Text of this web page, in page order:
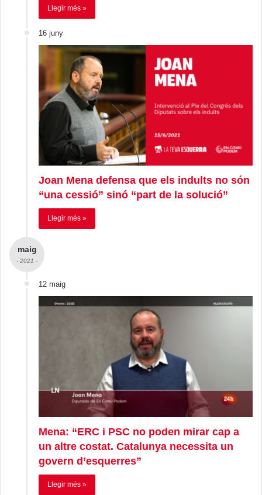
Llegir més »
16 juny
Joan Mena defensa que els indults no són
“una cessió” sinó “part de la solució”
Llegir més »
maig
- 2021 -
12 maig
Mena: “ERC i PSC no poden mirar cap a
un altre costat. Catalunya necessita un
govern d’esquerres”
Llegir més »